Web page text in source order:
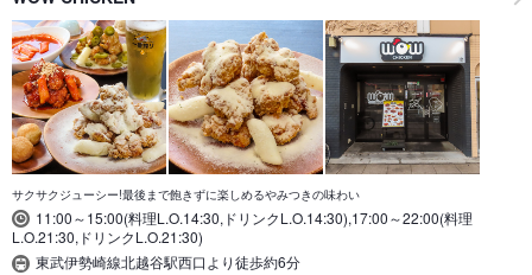
サクサクジューシー!最後まで飽きずに楽しめるやみつきの味わい
11:00～15:00(料理L.O.14:30,ドリンクL.O.14:30),17:00～22:00(料理
L.O.21:30,ドリンクL.O.21:30)
東武伊勢崎線北越谷駅西口より徒歩約6分